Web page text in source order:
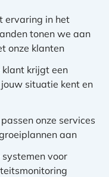
ervaring in het
tonen we aan
onze klanten
klant krijgt een
situatie kent en
onze services
aan
voor